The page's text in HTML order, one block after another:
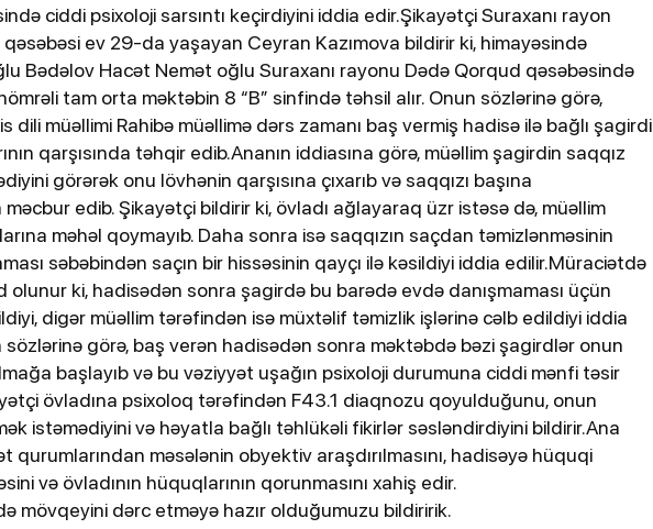
ciddi psixoloji sarsıntı keçirdiyini iddia edir.Şikayətçi Suraxanı rayon
ev 29-da yaşayan Ceyran Kazımova bildirir ki, himayəsində
Bədəlov Hacət Nemət oğlu Suraxanı rayonu Dədə Qorqud qəsəbəsində
tam orta məktəbin 8 “B” sinfində təhsil alır. Onun sözlərinə görə,
dili müəllimi Rahibə müəllimə dərs zamanı baş vermiş hadisə ilə bağlı şagirdi
qarşısında təhqir edib.Ananın iddiasına görə, müəllim şagirdin saqqız
görərək onu lövhənin qarşısına çıxarıb və saqqızı başına
məcbur edib. Şikayətçi bildirir ki, övladı ağlayaraq üzr istəsə də, müəllim
məhəl qoymayıb. Daha sonra isə saqqızın saçdan təmizlənməsinin
səbəbindən saçın bir hissəsinin qayçı ilə kəsildiyi iddia edilir.Müraciətdə
olunur ki, hadisədən sonra şagirdə bu barədə evdə danışmaması üçün
digər müəllim tərəfindən isə müxtəlif təmizlik işlərinə cəlb edildiyi iddia
sözlərinə görə, baş verən hadisədən sonra məktəbdə bəzi şagirdlər onun
başlayıb və bu vəziyyət uşağın psixoloji durumuna ciddi mənfi təsir
övladına psixoloq tərəfindən F43.1 diaqnozu qoyulduğunu, onun
istəmədiyini və həyatla bağlı təhlükəli fikirlər səsləndirdiyini bildirir.Ana
qurumlarından məsələnin obyektiv araşdırılmasını, hadisəyə hüquqi
və övladının hüquqlarının qorunmasını xahiş edir.
mövqeyini dərc etməyə hazır olduğumuzu bildiririk.